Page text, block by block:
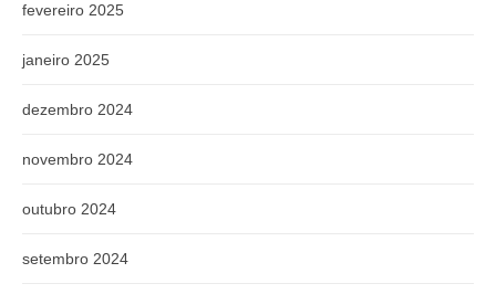
fevereiro 2025
janeiro 2025
dezembro 2024
novembro 2024
outubro 2024
setembro 2024